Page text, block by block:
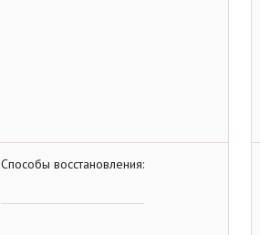
️Способы восстановления: